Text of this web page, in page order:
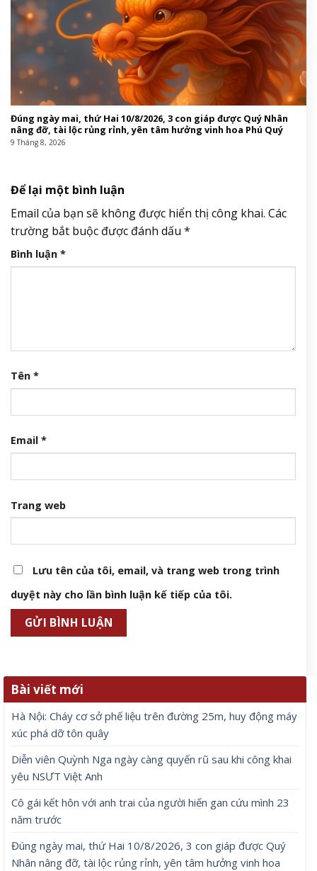
Đúng ngày mai, thứ Hai 10/8/2026, 3 con giáp được Quý Nhân
nâng đỡ, tài lộc rủng rỉnh, yên tâm hưởng vinh hoa Phú Quý
9 Tháng 8, 2026
Để lại một bình luận
Email của bạn sẽ không được hiển thị công khai. Các
trường bắt buộc được đánh dấu *
Bình luận *
Tên *
Email *
Trang web
Lưu tên của tôi, email, và trang web trong trình
duyệt này cho lần bình luận kế tiếp của tôi.
Bài viết mới
Hà Nội: Cháy cơ sở phế liệu trên đường 25m, huy động máy
xúc phá dỡ tôn quây
Diễn viên Quỳnh Nga ngày càng quyến rũ sau khi công khai
yêu NSƯT Việt Anh
Cô gái kết hôn với anh trai của người hiến gan cứu mình 23
năm trước
Đúng ngày mai, thứ Hai 10/8/2026, 3 con giáp được Quý
Nhân nâng đỡ, tài lộc rủng rỉnh, yên tâm hưởng vinh hoa